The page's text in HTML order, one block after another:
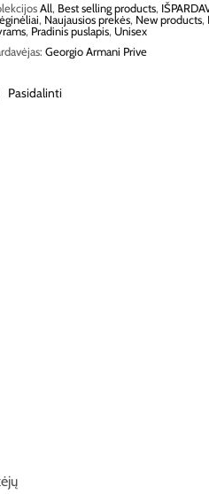
All, Best selling products,
, Naujausios prekės, New products,
, Pradinis puslapis, Unisex
Georgio Armani Prive
Pasidalinti